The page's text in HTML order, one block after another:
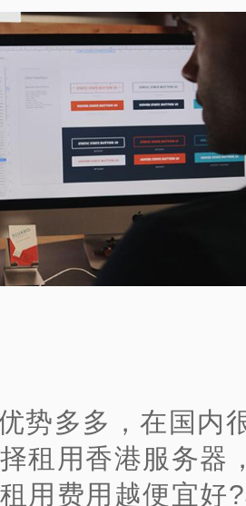
势多多，在国内
租用香港服务器
用费用越便宜好